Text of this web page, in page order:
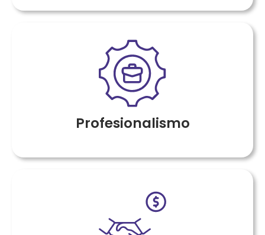
Profesionalismo